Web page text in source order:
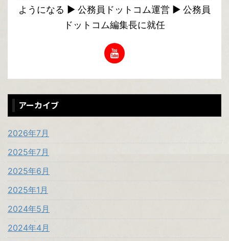
ようになる ▶︎ 公務員ドットコム運営 ▶︎ 公務員
ドットコム編集長に就任
アーカイブ
2026年7月
2025年7月
2025年6月
2025年1月
2024年5月
2024年4月